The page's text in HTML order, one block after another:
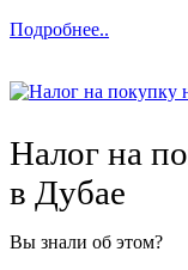
Подробнее..
Налог на
в Дубае
Вы знали об этом?